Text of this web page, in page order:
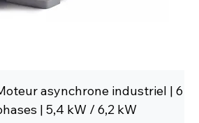
asynchrone industriel | 6
| 5,4 kW / 6,2 kW